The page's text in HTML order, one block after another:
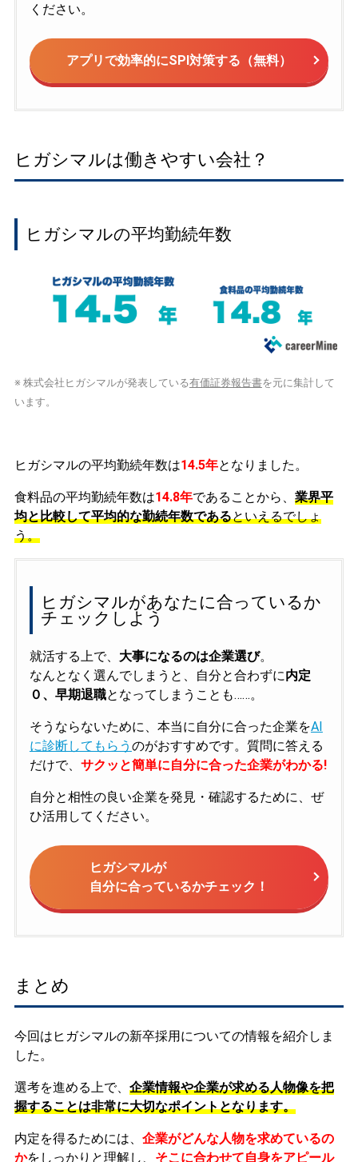
ください。
アプリで効率的にSPI対策する（無料）
ヒガシマルは働きやすい会社？
ヒガシマルの平均勤続年数
※ 株式会社ヒガシマルが発表している有価証券報告書を元に集計して
います。
ヒガシマルの平均勤続年数は14.5年となりました。
食料品の平均勤続年数は14.8年であることから、 業界平
均と比較して平均的な勤続年数であるといえるでしょ
う。
ヒガシマルがあなたに合っているか
チェックしよう
就活する上で、 大事になるのは企業選び。
なんとなく選んでしまうと、自分と合わずに内定
０、早期退職となってしまうことも……。
そうならないために、本当に自分に合った企業をAI
に診断してもらう のがおすすめです。質問に答える
だけで、 サクッと簡単に自分に合った企業がわかる!
自分と相性の良い企業を発見・確認するために、ぜ
ひ活用してください。
ヒガシマルが
自分に合っているかチェック！
まとめ
今回はヒガシマルの新卒採用についての情報を紹介しま
した。
選考を進める上で、 企業情報や企業が求める人物像を把
握することは非常に大切なポイントとなります。
内定を得るためには、 企業がどんな人物を求めているの
かをしっかりと理解し、 そこに合わせて自身をアピール